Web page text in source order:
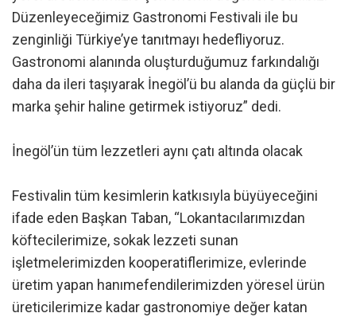
Düzenleyeceğimiz Gastronomi Festivali ile bu
zenginliği Türkiye’ye tanıtmayı hedefliyoruz.
Gastronomi alanında oluşturduğumuz farkındalığı
daha da ileri taşıyarak İnegöl’ü bu alanda da güçlü bir
marka şehir haline getirmek istiyoruz” dedi.
İnegöl’ün tüm lezzetleri aynı çatı altında olacak
Festivalin tüm kesimlerin katkısıyla büyüyeceğini
ifade eden Başkan Taban, “Lokantacılarımızdan
köftecilerimize, sokak lezzeti sunan
işletmelerimizden kooperatiflerimize, evlerinde
üretim yapan hanımefendilerimizden yöresel ürün
üreticilerimize kadar gastronomiye değer katan